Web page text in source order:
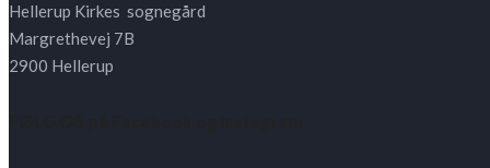
Hellerup Kirkes sognegård
Margrethevej 7B
2900 Hellerup